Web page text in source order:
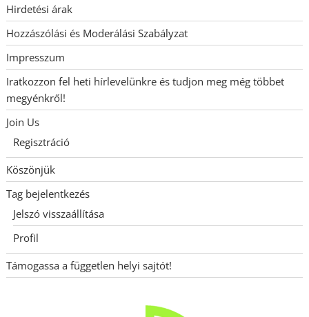
Hirdetési árak
Hozzászólási és Moderálási Szabályzat
Impresszum
Iratkozzon fel heti hírlevelünkre és tudjon meg még többet
megyénkről!
Join Us
Regisztráció
Köszönjük
Tag bejelentkezés
Jelszó visszaállítása
Profil
Támogassa a független helyi sajtót!